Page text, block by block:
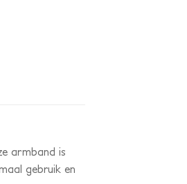
armband is
gebruik en